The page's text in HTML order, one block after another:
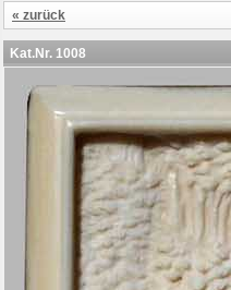
« zurück
Kat.Nr. 1008